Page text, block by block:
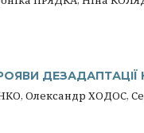
Олександр ХОДОС,